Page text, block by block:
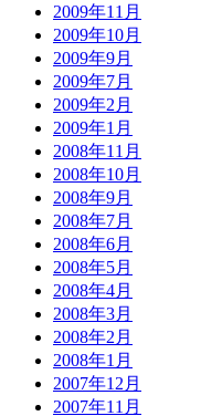
2009年11月
2009年10月
2009年9月
2009年7月
2009年2月
2009年1月
2008年11月
2008年10月
2008年9月
2008年7月
2008年6月
2008年5月
2008年4月
2008年3月
2008年2月
2008年1月
2007年12月
2007年11月